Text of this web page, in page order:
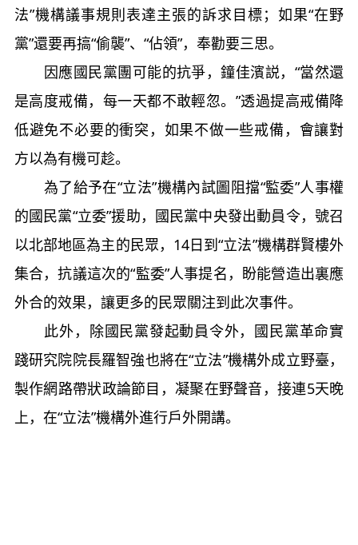
法”機構議事規則表達主張的訴求目標；如果“在野
黨”還要再搞“偷襲”、“佔領”，奉勸要三思。
因應國民黨團可能的抗爭，鐘佳濱説，“當然還
是高度戒備，每一天都不敢輕忽。”透過提高戒備降
低避免不必要的衝突，如果不做一些戒備，會讓對
方以為有機可趁。
為了給予在“立法”機構內試圖阻擋“監委”人事權
的國民黨“立委”援助，國民黨中央發出動員令，號召
以北部地區為主的民眾，14日到“立法”機構群賢樓外
集合，抗議這次的“監委”人事提名，盼能營造出裏應
外合的效果，讓更多的民眾關注到此次事件。
此外，除國民黨發起動員令外，國民黨革命實
踐研究院院長羅智強也將在“立法”機構外成立野臺，
製作網路帶狀政論節目，凝聚在野聲音，接連5天晚
上，在“立法”機構外進行戶外開講。